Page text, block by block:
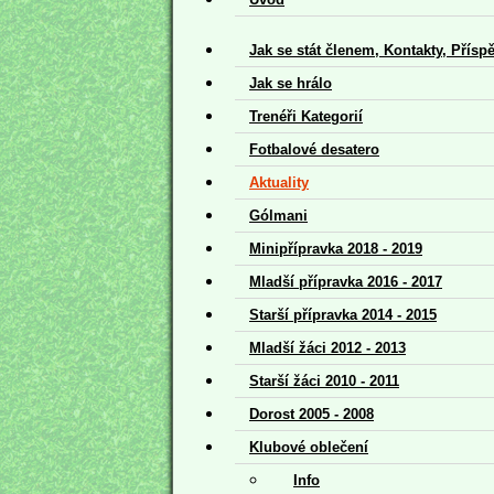
Jak se stát členem, Kontakty,
Jak se hrálo
Trenéři Kategorií
Fotbalové desatero
Aktuality
Gólmani
Minipřípravka 2018 - 2019
Mladší přípravka 2016 - 2017
Starší přípravka 2014 - 2015
Mladší žáci 2012 - 2013
Starší žáci 2010 - 2011
Dorost 2005 - 2008
Klubové oblečení
Info